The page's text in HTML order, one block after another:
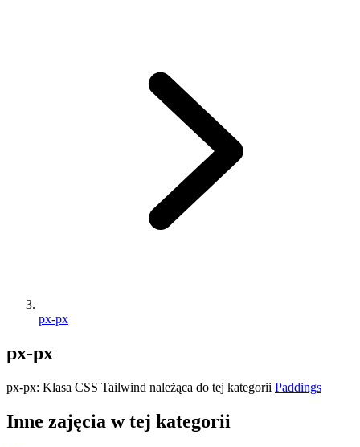
px-px
px-px
px-px: Klasa CSS Tailwind należąca do tej kategorii Paddings
Inne zajęcia w tej kategorii